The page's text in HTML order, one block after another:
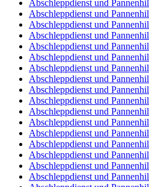
Abschleppdienst und
Abschleppdienst und
Abschleppdienst und
Abschleppdienst und
Abschleppdienst und
Abschleppdienst und
Abschleppdienst und
Abschleppdienst und
Abschleppdienst und
Abschleppdienst und
Abschleppdienst und
Abschleppdienst und
Abschleppdienst und
Abschleppdienst und
Abschleppdienst und
Abschleppdienst und
Abschleppdienst und